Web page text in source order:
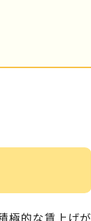
極的な賃上げが